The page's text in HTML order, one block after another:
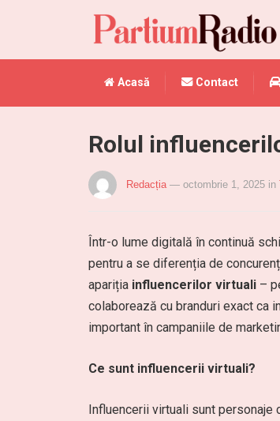
Acasă Contact
Rolul
Redacția — octombrie 1, 2025 in
Într-o lume digitală în continuă
pentru a se diferenția de
apariția influencerilor virtuali –
colaborează cu branduri exact ca
important în campaniile de
Ce sunt influencerii virtuali?
Influencerii virtuali sunt